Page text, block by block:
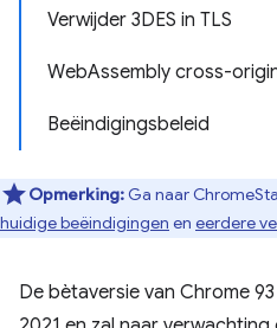
Verwijder 3DES in TLS
WebAssembly cross-
Beëindigingsbeleid
Opmerking: Ga naar
huidige beëindigingen en eerdere
De bètaversie van Chrome